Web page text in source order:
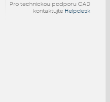
Pro technickou podporu CAD
kontaktujte Helpdesk